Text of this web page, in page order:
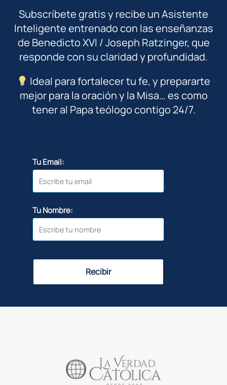
Subscríbete gratis y recibe un Asistente
Inteligente entrenado con las enseñanzas
de Benedicto XVI / Joseph Ratzinger, que
responde con su claridad y profundidad.
Ideal para fortalecer tu fe, y prepararte
mejor para la oración y la Misa… es como
tener al Papa teólogo contigo 24/7.
Tu Email:
Tu Nombre:
Recibir